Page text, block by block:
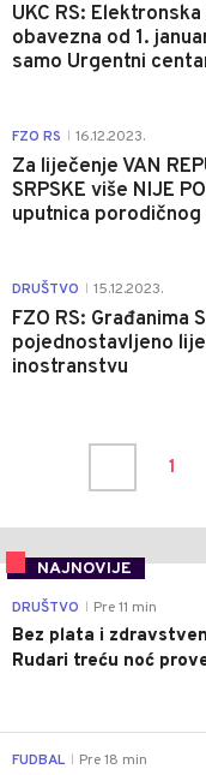
UKC RS:
obavezna od 1.
samo Urgentni
FZO RS 16.12.2023.
Za liječenje VAN
SRPSKE više NIJE
uputnica
DRUŠTVO 15.12.2023.
FZO RS: Građanima
pojednostavljeno
inostranstvu
1
NAJNOVIJE
DRUŠTVO Pre 11 min
Bez plata i
Rudari treću noć
FUDBAL Pre 18 min